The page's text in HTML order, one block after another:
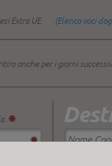
Extra UE (Elenco voci
anche per i giorni